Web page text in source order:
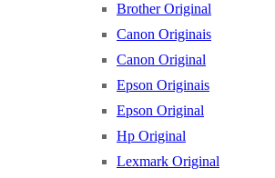
Brother Original
Canon Originais
Canon Original
Epson Originais
Epson Original
Hp Original
Lexmark Original